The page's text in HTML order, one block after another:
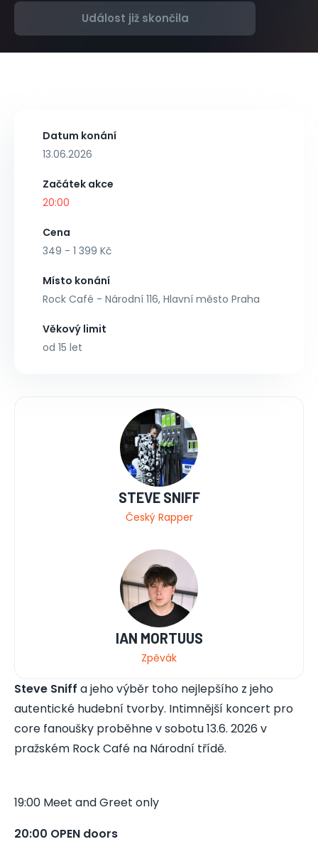
Událost již skončila
Datum konání
13.06.2026
Začátek akce
20:00
Cena
349 - 1 399 Kč
Místo konání
Rock Café - Národní 116, Hlavní město Praha
Věkový limit
od 15 let
STEVE SNIFF
Český Rapper
IAN MORTUUS
Zpěvák
Steve Sniff a jeho výběr toho nejlepšího z jeho
autentické hudební tvorby. Intimnější koncert pro
core fanoušky proběhne v sobotu 13.6. 2026 v
pražském Rock Café na Národní třídě.
19:00 Meet and Greet only
20:00 OPEN doors